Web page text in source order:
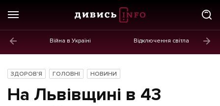
Війна в Україні Відключення світла
Новини
Політика
ЗДОРОВ'Я ГОЛОВНІ НОВИНИ
На Львівщині в 43